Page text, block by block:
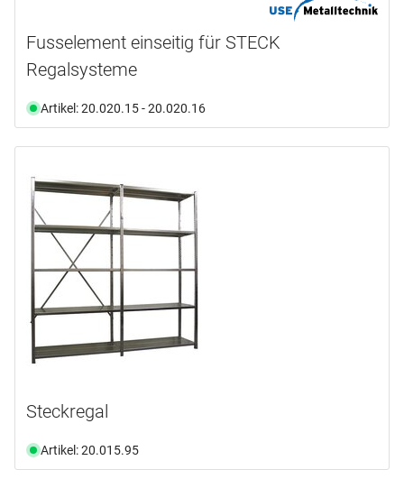
Fusselement einseitig für STECK
Regalsysteme
Artikel: 20.020.15 - 20.020.16
Steckregal
Artikel: 20.015.95